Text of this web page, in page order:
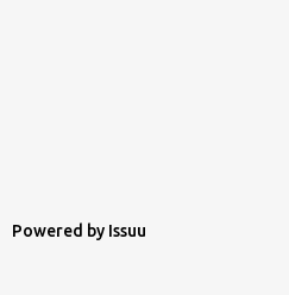
Powered by Issuu